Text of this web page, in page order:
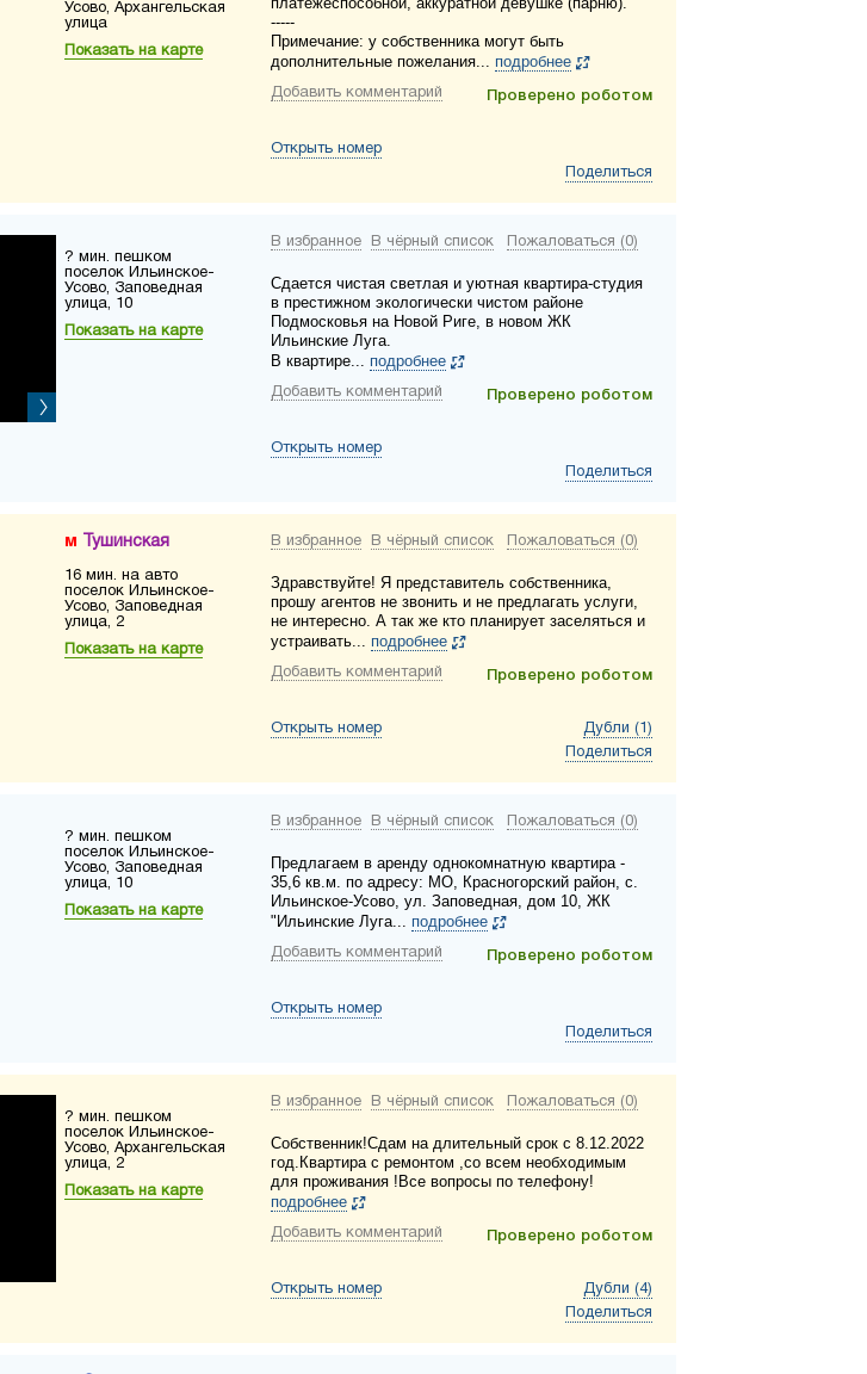
Усово, Архангельская
улица
Показать на карте
-----
Примечание: у собственника могут быть
дополнительные пожелания... подробнее
Проверено роботом
Добавить комментарий
Открыть номер
Поделиться
? мин. пешком
поселок Ильинское-
Усово, Заповедная
улица, 10
Показать на карте
В избранное В чёрный список Пожаловаться (0)
Сдается чистая светлая и уютная квартира-студия
в престижном экологически чистом районе
Подмосковья на Новой Риге, в новом ЖК
Ильинские Луга.
В квартире... подробнее
Проверено роботом
Добавить комментарий
Открыть номер
Поделиться
Тушинская
16 мин. на авто
поселок Ильинское-
Усово, Заповедная
улица, 2
Показать на карте
В избранное В чёрный список Пожаловаться (0)
Здравствуйте! Я представитель собственника,
прошу агентов не звонить и не предлагать услуги,
не интересно. А так же кто планирует заселяться и
устраивать... подробнее
Проверено роботом
Добавить комментарий
Открыть номер
Дубли (1)
Поделиться
? мин. пешком
поселок Ильинское-
Усово, Заповедная
улица, 10
Показать на карте
В избранное В чёрный список Пожаловаться (0)
Предлагаем в аренду однокомнатную квартира -
35,6 кв.м. по адресу: МО, Красногорский район, с.
Ильинское-Усово, ул. Заповедная, дом 10, ЖК
"Ильинские Луга... подробнее
Проверено роботом
Добавить комментарий
Открыть номер
Поделиться
? мин. пешком
поселок Ильинское-
Усово, Архангельская
улица, 2
Показать на карте
В избранное В чёрный список Пожаловаться (0)
Собственник!Сдам на длительный срок с 8.12.2022
год.Квартира с ремонтом ,со всем необходимым
для проживания !Все вопросы по телефону!
подробнее
Проверено роботом
Добавить комментарий
Открыть номер
Дубли (4)
Поделиться